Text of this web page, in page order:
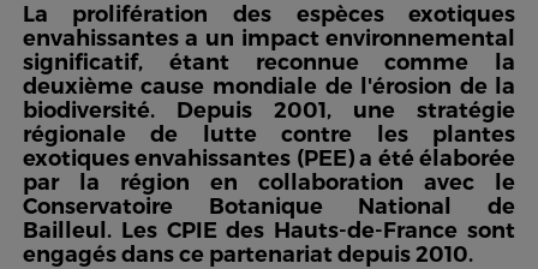
La prolifération des espèces exotiques
envahissantes a un impact environnemental
significatif, étant reconnue comme la
deuxième cause mondiale de l'érosion de la
biodiversité. Depuis 2001, une stratégie
régionale de lutte contre les plantes
exotiques envahissantes (PEE) a été élaborée
par la région en collaboration avec le
Conservatoire Botanique National de
Bailleul. Les CPIE des Hauts-de-France sont
engagés dans ce partenariat depuis 2010.